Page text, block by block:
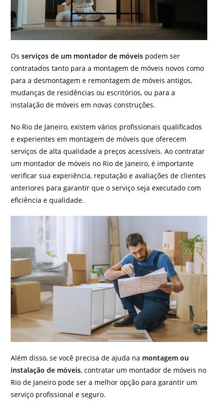
Osserviços de um montador de móveis podem ser
contratados tanto para a montagem de móveis novos como
para a desmontagem e remontagem de móveis antigos,
mudanças de residências ou escritórios, ou para a
instalação de móveis em novas construções.
No Rio de Janeiro, existem vários profissionais qualificados
e experientes em montagem de móveis que oferecem
serviços de alta qualidade a preços acessíveis. Ao contratar
um montador de móveis no Rio de Janeiro, é importante
verificar sua experiência, reputação e avaliações de clientes
anteriores para garantir que o serviço seja executado com
eficiência e qualidade.
Além disso, se você precisa de ajuda na montagem ou
instalação de móveis, contratar um montador de móveis no
Rio de Janeiro pode ser a melhor opção para garantir um
serviço profissional e seguro.